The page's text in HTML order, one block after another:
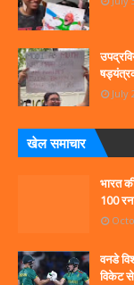
July
खेल समाचार
भारत
100
वनडे
विकेट